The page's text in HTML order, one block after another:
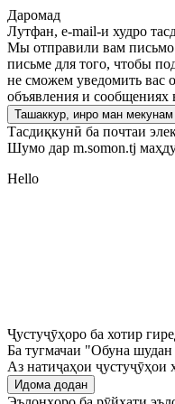
Даромад
Лутфан, e-mail-и худро
Мы отправили вам письмо
письме для того, чтобы
не сможем уведомить вас
объявления и сообщениях
Ташаккур, инро ман мекунам
Тасдиқкунӣ ба почтаи
Шумо дар m.somon.tj
Hello
Ҷустуҷӯҳоро ба хотир
Ба тугмачаи "Обуна шудан
Аз натиҷаҳои ҷустуҷӯҳои
Идома додан